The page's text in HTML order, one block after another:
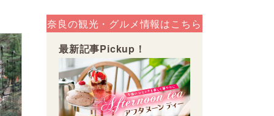
奈良の観光・グルメ情報はこちら
最新記事Pickup！